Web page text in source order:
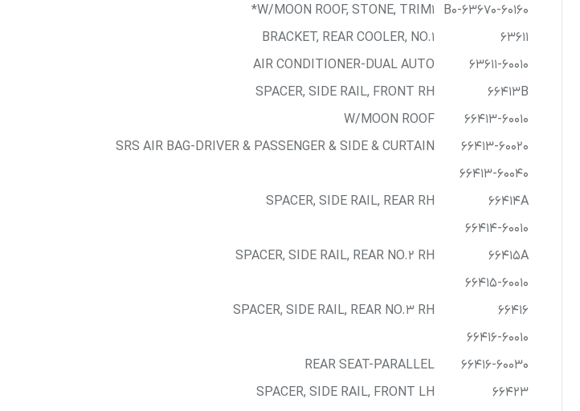
63670-60160-B0
W/MOON ROOF, STONE, TRIM1*
63611
BRACKET, REAR COOLER, NO.1
63611-60010
AIR CONDITIONER-DUAL AUTO
66413B
SPACER, SIDE RAIL, FRONT RH
66413-60010
W/MOON ROOF
66413-60020
SRS AIR BAG-DRIVER & PASSENGER & SIDE & CURTAIN
66413-60040
66414A
SPACER, SIDE RAIL, REAR RH
66414-60010
66415A
SPACER, SIDE RAIL, REAR NO.2 RH
66415-60010
66416
SPACER, SIDE RAIL, REAR NO.3 RH
66416-60010
66416-60030
REAR SEAT-PARALLEL
66423
SPACER, SIDE RAIL, FRONT LH